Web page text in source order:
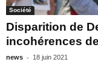
Société
Disparition de
incohérences
news - 18 juin 2021